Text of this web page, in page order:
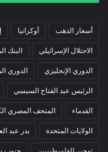
أسعار الذهب أوكرانيا
الاحتلال الإسرائيلي البنك
الدوري الإنجليزي الدوري
الرئيس عبد الفتاح السيسي
القدماء المتحف المصري
الولايات المتحدة بدر عبد